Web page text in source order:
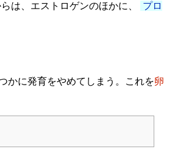
は、エストロゲンのほかに、
プロ
かに発育をやめてしまう。これを卵